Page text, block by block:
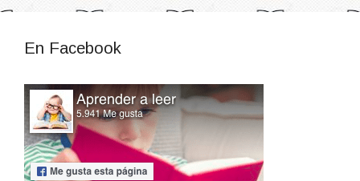
En Facebook